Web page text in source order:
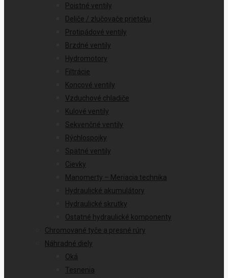
Poistné ventily
Deliče / zlučovače prietoku
Protipádové ventily
Brzdné ventily
Hydromotory
Filtrácie
Koncové ventily
Vzduchové chladiče
Kulové ventily
Sekvenčné ventily
Rýchlospojky
Spätné ventily
Cievky
Manomerty – Meriacia technika
Hydraulické akumulátory
Hydraulické skrutky
Ostatné hydraulické komponenty
Chromované tyče a presné rúry
Náhradné diely
Oká
Tesnenia